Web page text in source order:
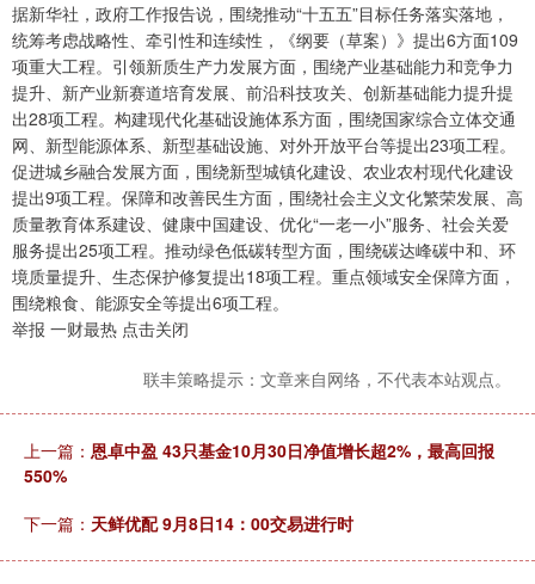
据新华社，政府工作报告说，围绕推动“十五五”目标任务落实落地，
统筹考虑战略性、牵引性和连续性，《纲要（草案）》提出6方面109
项重大工程。引领新质生产力发展方面，围绕产业基础能力和竞争力
提升、新产业新赛道培育发展、前沿科技攻关、创新基础能力提升提
出28项工程。构建现代化基础设施体系方面，围绕国家综合立体交通
网、新型能源体系、新型基础设施、对外开放平台等提出23项工程。
促进城乡融合发展方面，围绕新型城镇化建设、农业农村现代化建设
提出9项工程。保障和改善民生方面，围绕社会主义文化繁荣发展、高
质量教育体系建设、健康中国建设、优化“一老一小”服务、社会关爱
服务提出25项工程。推动绿色低碳转型方面，围绕碳达峰碳中和、环
境质量提升、生态保护修复提出18项工程。重点领域安全保障方面，
围绕粮食、能源安全等提出6项工程。
举报 一财最热 点击关闭
联丰策略提示：文章来自网络，不代表本站观点。
上一篇： 恩卓中盈 43只基金10月30日净值增长超2%，最高回报
550%
下一篇： 天鲜优配 9月8日14：00交易进行时